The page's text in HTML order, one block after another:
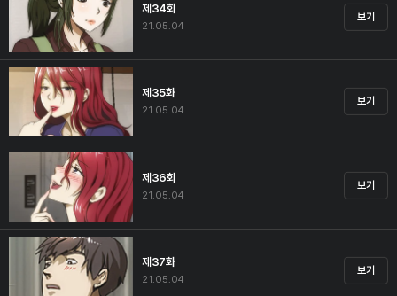
제34화
21.05.04
보기
제35화
21.05.04
보기
제36화
21.05.04
보기
제37화
21.05.04
보기